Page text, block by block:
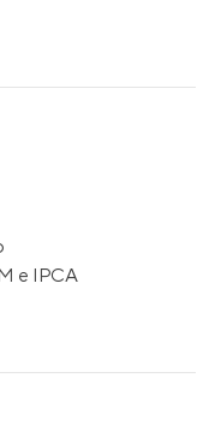
e IPCA